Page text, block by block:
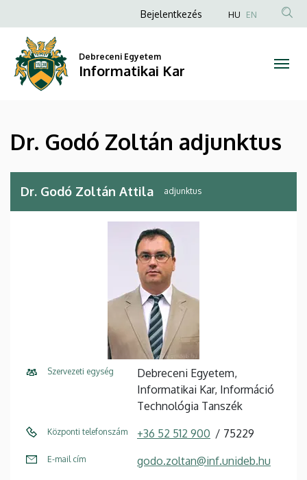
Godó
Zoltán
adjunktus
Informatikai
Kar
a
tartalomra
Anonim
fiók
menüje
Bejelentkezés HU EN
Debreceni Egyetem
Informatikai Kar
Dr. Godó Zoltán adjunktus
Dr. Godó Zoltán Attila adjunktus
Szervezeti egység
Debreceni Egyetem,
Informatikai Kar, Információ
Technológia Tanszék
Központi telefonszám +36 52 512 900 75229
E-mail cím godo.zoltan@inf.unideb.hu